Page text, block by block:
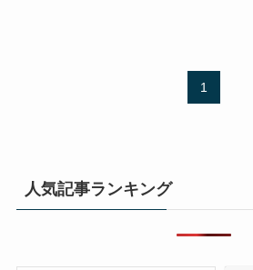
1
人気記事ランキング